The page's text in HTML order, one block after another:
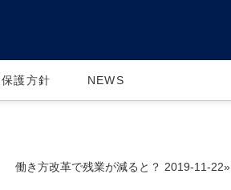
護方針 NEWS
働き方改革で残業が減ると？ 2019-11-22»